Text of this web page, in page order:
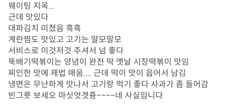
웨이팅 지옥...
근데 맛있다
대파김치 미쳤음 흑흑
계란찜도 맛있고 고기는 말모말모
서비스로 이것저것 주셔서 넘 좋다
뚝배기떡볶이는 양념이 완전 딱 옛날 시장떡볶이 맛임
찌인한 맛에 제법 매움.... 근데 떡이 맛이 읍어서 남김
냉면은 무난하게 맛나서 고기랑 먹기 좋다 사과가 좀 들어감
빈그릇 보세오 마싯엇겟죵~~~~네 사실임니다